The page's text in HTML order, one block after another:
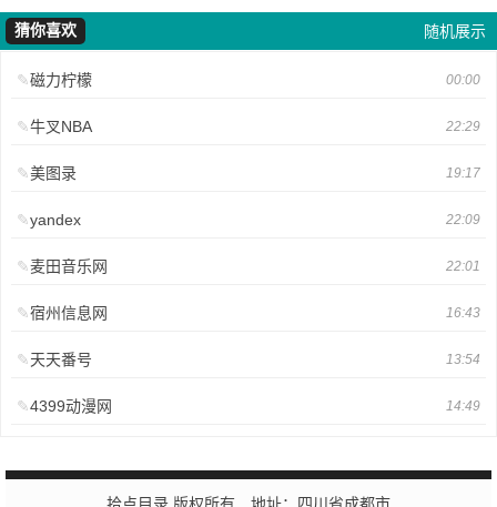
随机展示
猜你喜欢
00:00
磁力柠檬
22:29
牛叉NBA
19:17
美图录
22:09
yandex
22:01
麦田音乐网
16:43
宿州信息网
13:54
天天番号
14:49
4399动漫网